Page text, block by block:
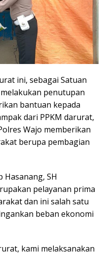
ini, sebagai Satuan
penutupan
bantuan kepada
dari PPKM darurat,
Wajo memberikan
berupa pembagian
Hasanang, SH
pelayanan prima
dan ini salah satu
beban ekonomi
kami melaksanakan